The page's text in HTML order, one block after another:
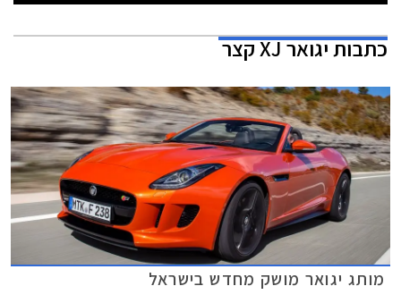
כתבותיגואר XJ קצר
מותג יגואר מושק מחדש בישראל